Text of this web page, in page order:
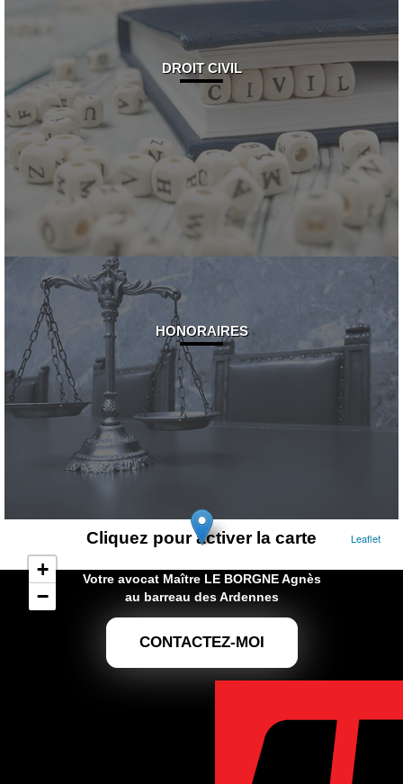
DROIT CIVIL
HONORAIRES
Cliquez pour activer la carte
+
−
Leaflet
Votre avocat Maître LE BORGNE Agnès
au barreau des Ardennes
CONTACTEZ-MOI